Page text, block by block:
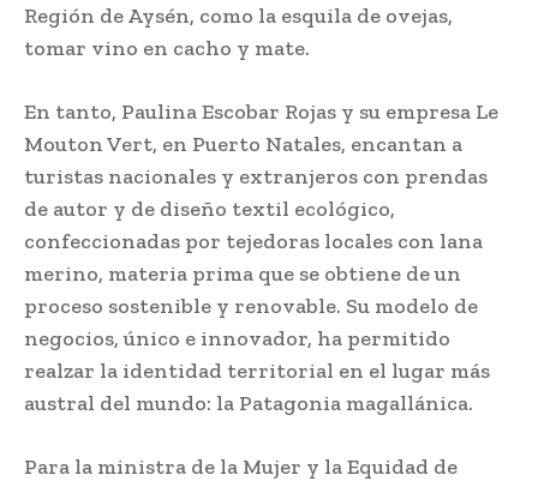
Región de Aysén, como la esquila de ovejas,
tomar vino en cacho y mate.
En tanto, Paulina Escobar Rojas y su empresa Le
Mouton Vert, en Puerto Natales, encantan a
turistas nacionales y extranjeros con prendas
de autor y de diseño textil ecológico,
confeccionadas por tejedoras locales con lana
merino, materia prima que se obtiene de un
proceso sostenible y renovable. Su modelo de
negocios, único e innovador, ha permitido
realzar la identidad territorial en el lugar más
austral del mundo: la Patagonia magallánica.
Para la ministra de la Mujer y la Equidad de